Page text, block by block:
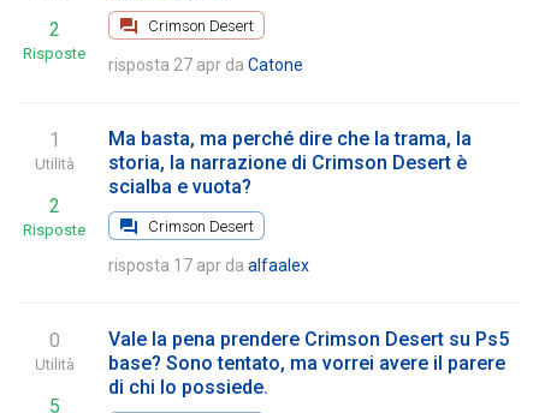
2
Risposte
Crimson Desert
risposta 27 apr da Catone
1
Utilità
2
Risposte
Ma basta, ma perché dire che la trama, la
storia, la narrazione di Crimson Desert è
scialba e vuota?
Crimson Desert
risposta 17 apr da alfaalex
0
Utilità
5
Vale la pena prendere Crimson Desert su Ps5
base? Sono tentato, ma vorrei avere il parere
di chi lo possiede.